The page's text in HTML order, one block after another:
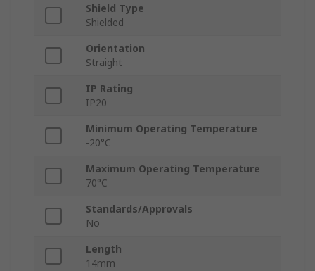
Shield Type
Shielded
Orientation
Straight
IP Rating
IP20
Minimum Operating Temperature
-20°C
Maximum Operating Temperature
70°C
Standards/Approvals
No
Length
14mm